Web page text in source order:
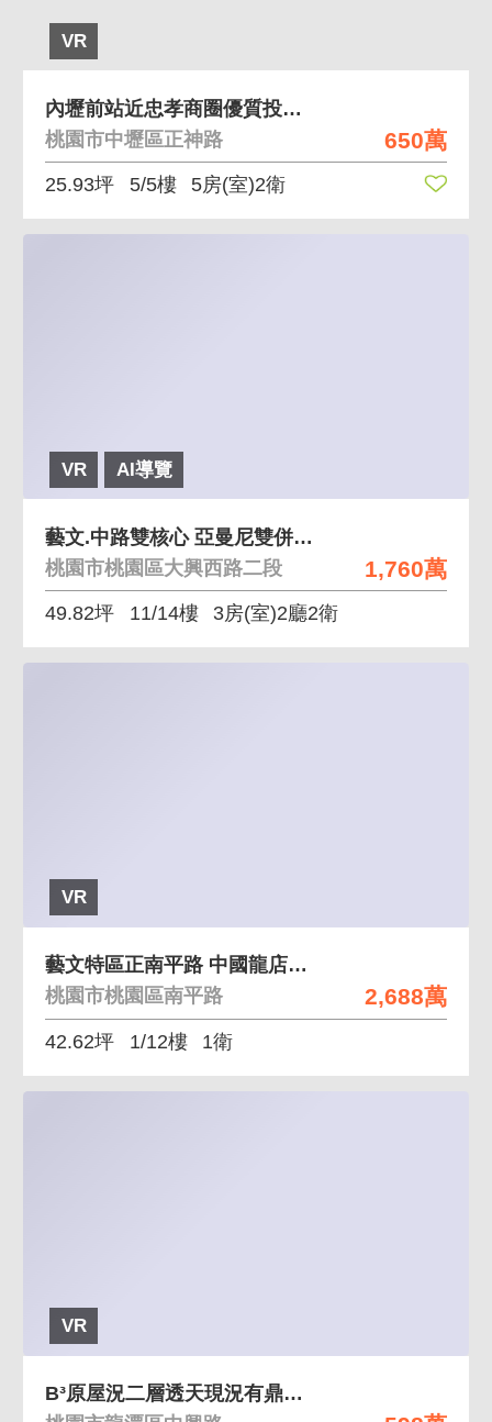
VR
650萬
內壢前站近忠孝商圈優質投資頂樓公寓
桃園市中壢區正神路
25.93坪 5/5樓 5房(室)2衛
VR AI導覽
1,760萬
藝文.中路雙核心 亞曼尼雙併大3房+獨立雙車位
桃園市桃園區大興西路二段
49.82坪 11/14樓 3房(室)2廳2衛
VR
2,688萬
藝文特區正南平路 中國龍店面+車位 穩收租
桃園市桃園區南平路
42.62坪 1/12樓 1衛
VR
B³原屋況二層透天現況有鼎佳改造便利好停車